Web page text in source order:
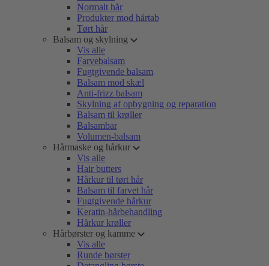
Normalt hår
Produkter mod hårtab
Tørt hår
Balsam og skylning
Vis alle
Farvebalsam
Fugtgivende balsam
Balsam mod skæl
Anti-frizz balsam
Skylning af opbygning og reparation
Balsam til krøller
Balsambar
Volumen-balsam
Hårmaske og hårkur
Vis alle
Hair butters
Hårkur til tørt hår
Balsam til farvet hår
Fugtgivende hårkur
Keratin-hårbehandling
Hårkur krøller
Hårbørster og kamme
Vis alle
Runde børster